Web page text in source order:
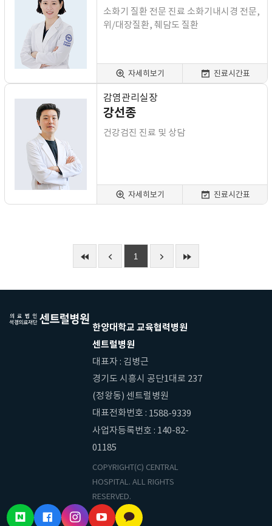
소화기 질환 전문 진료 소화기내시경 전문,
위/대장질환, 췌담도 질환
자세히보기 진료시간표
감염관리실장
강선종
건강검진 진료 및 상담
자세히보기 진료시간표
1
한양대학교 교육협력병원
센트럴병원
대표자 : 김병근
경기도 시흥시 공단1대로 237
(정왕동) 센트럴병원
대표전화번호 : 1588-9339
사업자등록번호 : 140-82-
01185
COPYRIGHT(C) CENTRAL
HOSPITAL. ALL RIGHTS
RESERVED.